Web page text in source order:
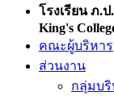
โรงเรียน ภ.
King's
คณะผู้บริหาร
ส่วนงาน
กลุ่มบริ